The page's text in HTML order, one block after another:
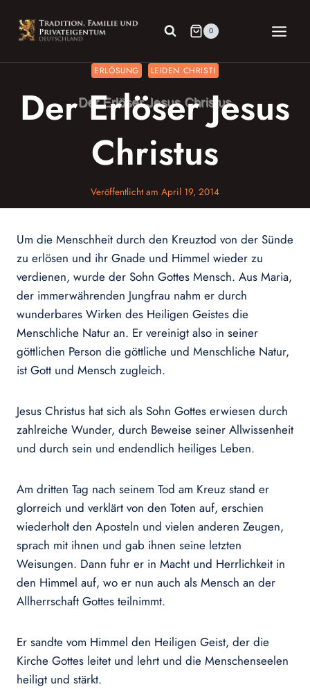
Inhalt
springen
0
ERLÖSUNG LEIDEN CHRISTI
Der Erlöser Jesus
Christus
Veröffentlicht am April 19, 2014
Um die Menschheit durch den Kreuztod von der Sünde
zu erlösen und ihr Gnade und Himmel wieder zu
verdienen, wurde der Sohn Gottes Mensch. Aus Maria,
der immerwährenden Jungfrau nahm er durch
wunderbares Wirken des Heiligen Geistes die
Menschliche Natur an. Er vereinigt also in seiner
göttlichen Person die göttliche und Menschliche Natur,
ist Gott und Mensch zugleich.
Jesus Christus hat sich als Sohn Gottes erwiesen durch
zahlreiche Wunder, durch Beweise seiner Allwissenheit
und durch sein und endendlich heiliges Leben.
Am dritten Tag nach seinem Tod am Kreuz stand er
glorreich und verklärt von den Toten auf, erschien
wiederholt den Aposteln und vielen anderen Zeugen,
sprach mit ihnen und gab ihnen seine letzten
Weisungen. Dann fuhr er in Macht und Herrlichkeit in
den Himmel auf, wo er nun auch als Mensch an der
Allherrschaft Gottes teilnimmt.
Er sandte vom Himmel den Heiligen Geist, der die
Kirche Gottes leitet und lehrt und die Menschenseelen
heiligt und stärkt.